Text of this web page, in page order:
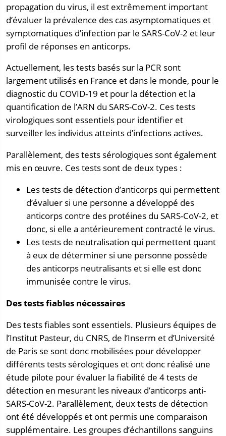
propagation du virus, il est extrêmement important
d’évaluer la prévalence des cas asymptomatiques et
symptomatiques d’infection par le SARS-CoV-2 et leur
profil de réponses en anticorps.
Actuellement, les tests basés sur la PCR sont
largement utilisés en France et dans le monde, pour le
diagnostic du COVID-19 et pour la détection et la
quantification de l’ARN du SARS-CoV-2. Ces tests
virologiques sont essentiels pour identifier et
surveiller les individus atteints d’infections actives.
Parallèlement, des tests sérologiques sont également
mis en œuvre. Ces tests sont de deux types :
Les tests de détection d’anticorps qui permettent
d’évaluer si une personne a développé des
anticorps contre des protéines du SARS-CoV-2, et
donc, si elle a antérieurement contracté le virus.
Les tests de neutralisation qui permettent quant
à eux de déterminer si une personne possède
des anticorps neutralisants et si elle est donc
immunisée contre le virus.
Des tests fiables nécessaires
Des tests fiables sont essentiels. Plusieurs équipes de
l’Institut Pasteur, du CNRS, de l’Inserm et d’Université
de Paris se sont donc mobilisées pour développer
différents tests sérologiques et ont donc réalisé une
étude pilote pour évaluer la fiabilité de 4 tests de
détection en mesurant les niveaux d’anticorps anti-
SARS-CoV-2. Parallèlement, deux tests de détection
ont été développés et ont permis une comparaison
supplémentaire. Les groupes d’échantillons sanguins